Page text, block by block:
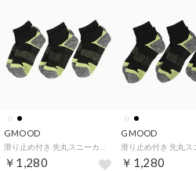
GMOOD
￥1,280
GMOOD
￥1,280